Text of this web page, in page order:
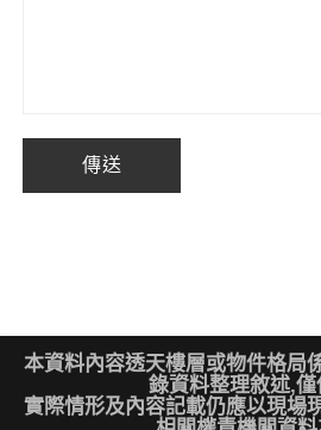
本資料內容透天樓層或物件格局
錄資料整理敘述,僅
實際情形及內容記載仍應以現場